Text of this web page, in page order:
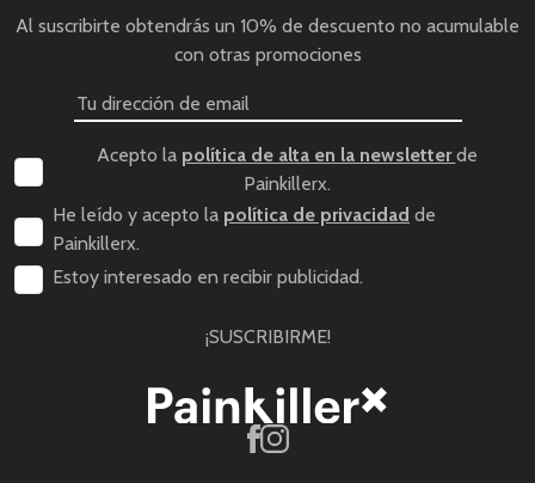
Al suscribirte obtendrás un 10% de descuento no acumulable
con otras promociones
Acepto la política de alta en la newsletterde
Painkillerx.
He leído y acepto la política de privacidad de
Painkillerx.
Estoy interesado en recibir publicidad.
¡SUSCRIBIRME!